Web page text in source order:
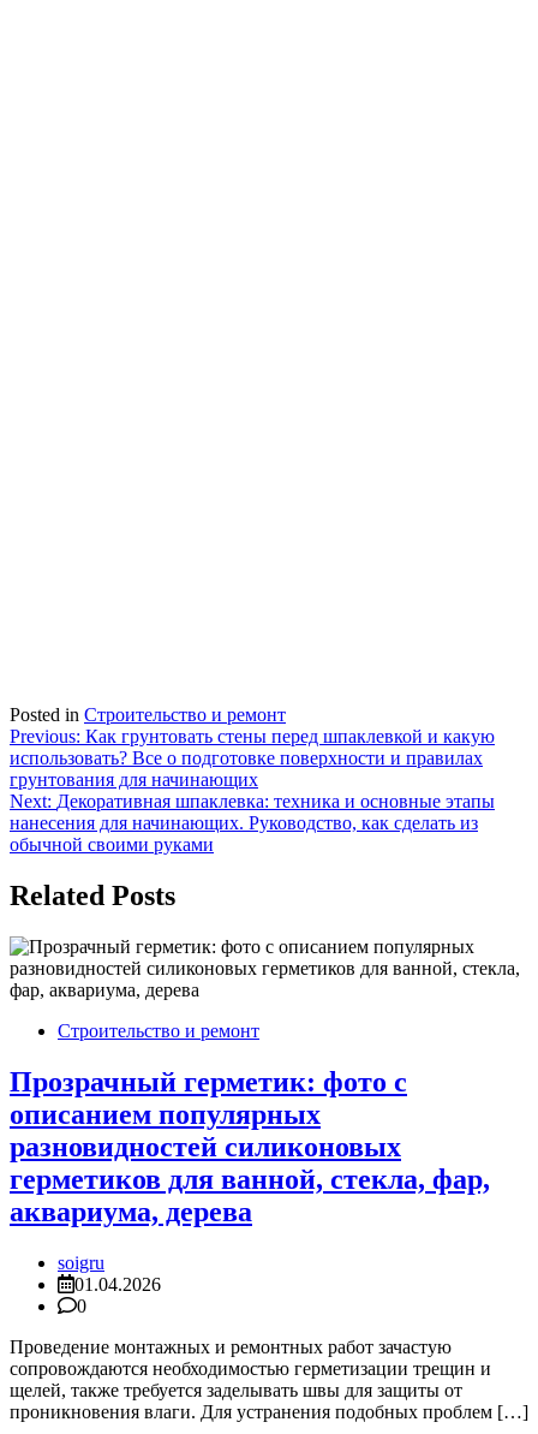
Posted in Строительство и ремонт
Навигация
по
записям
Previous: Как грунтовать стены перед шпаклевкой и какую
использовать? Все о подготовке поверхности и правилах
грунтования для начинающих
Next: Декоративная шпаклевка: техника и основные этапы
нанесения для начинающих. Руководство, как сделать из
обычной своими руками
Related Posts
Строительство и ремонт
Прозрачный герметик: фото с
описанием популярных
разновидностей силиконовых
герметиков для ванной, стекла, фар,
аквариума, дерева
soigru
01.04.2026
0
Проведение монтажных и ремонтных работ зачастую
сопровождаются необходимостью герметизации трещин и
щелей, также требуется заделывать швы для защиты от
проникновения влаги. Для устранения подобных проблем […]